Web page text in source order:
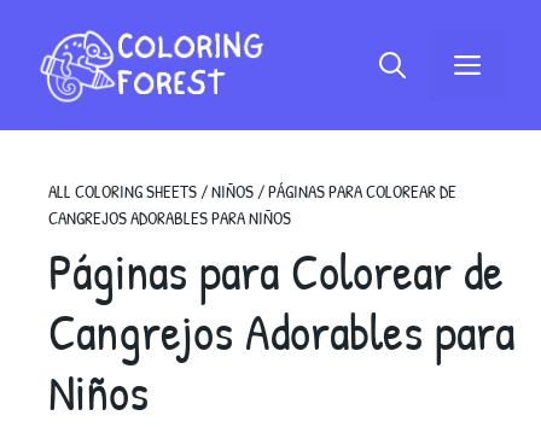
contenido
Menú
ALL COLORING SHEETS/NIÑOS/PÁGINAS PARA COLOREAR DE
CANGREJOS ADORABLES PARA NIÑOS
Páginas para Colorear de
Cangrejos Adorables para
Niños